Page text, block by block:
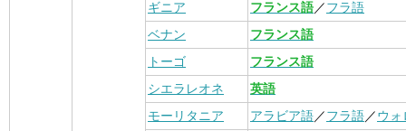
ギニア
フランス語／フラ語
ベナン
フランス語
トーゴ
フランス語
シエラレオネ
英語
モーリタニア
アラビア語／フラ語／ウォ